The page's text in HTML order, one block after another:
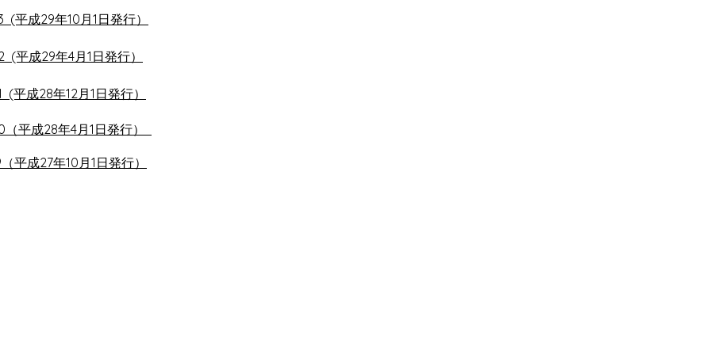
(平成29年10月1日発行）
(平成29年4月1日発行）
(平成28年12月1日発行）
（平成28年4月1日発行）
平成27年10月1日発行）